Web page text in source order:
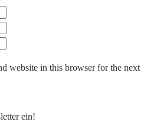
website in this browser for the next
ein!